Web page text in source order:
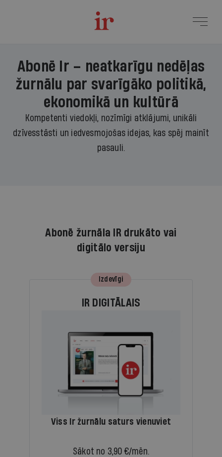
Abonē Ir – neatkarīgu nedēļas
žurnālu par svarīgāko politikā,
ekonomikā un kultūrā
Kompetenti viedokļi, nozīmīgi atklājumi, unikāli
dzīvesstāsti un iedvesmojošas idejas, kas spēj mainīt
pasauli.
Abonē žurnāla IR drukāto vai
digitālo versiju
Izdevīgi
IR DIGITĀLAIS
Viss Ir žurnālu saturs vienuviet
Sākot no 3,90 €/mēn.